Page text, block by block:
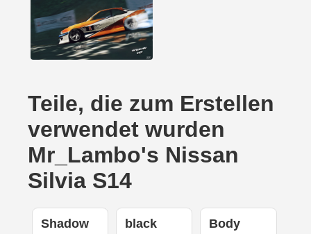
Teile, die zum Erstellen
verwendet wurden
Mr_Lambo's Nissan
Silvia S14
Shadow black Body